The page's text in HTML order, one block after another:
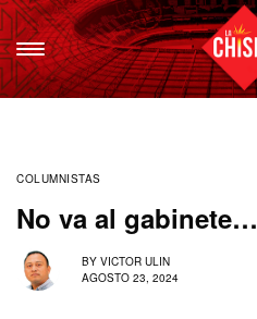
COLUMNISTAS
No va al gabinete…
BY VICTOR ULIN
AGOSTO 23, 2024